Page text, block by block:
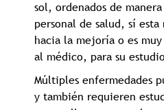
sol, ordenados de
personal de salud, sí
hacia la mejoría o es
al médico, para su
Múltiples enfermedades
y también requieren